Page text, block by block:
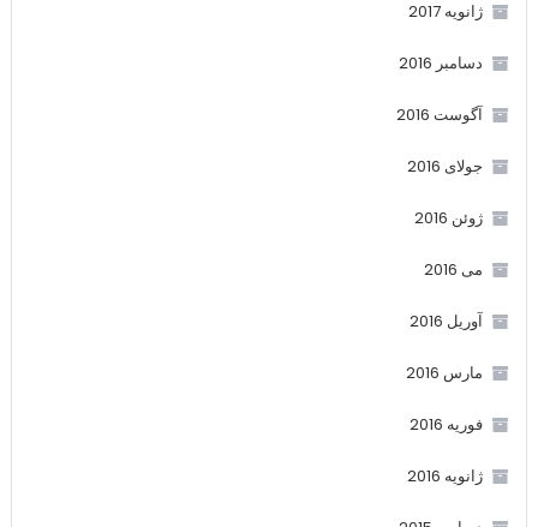
ژانویه 2017
دسامبر 2016
آگوست 2016
جولای 2016
ژوئن 2016
می 2016
آوریل 2016
مارس 2016
فوریه 2016
ژانویه 2016